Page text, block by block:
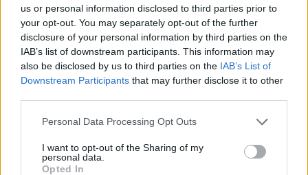
us or personal information disclosed to third parties prior to
your opt-out. You may separately opt-out of the further
disclosure of your personal information by third parties on the
IAB’s list of downstream participants. This information may
also be disclosed by us to third parties on the IAB’s List of
Downstream Participants that may further disclose it to other
Personal Data Processing Opt Outs
I want to opt-out of the Sharing of my
personal data.
Opted In
Descargar el documento (PDF)
40.pdf (PDF, 865 KB)